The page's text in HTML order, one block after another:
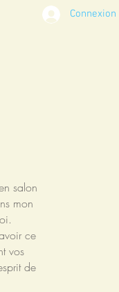
Connexion
salon
mon
ce
vos
de